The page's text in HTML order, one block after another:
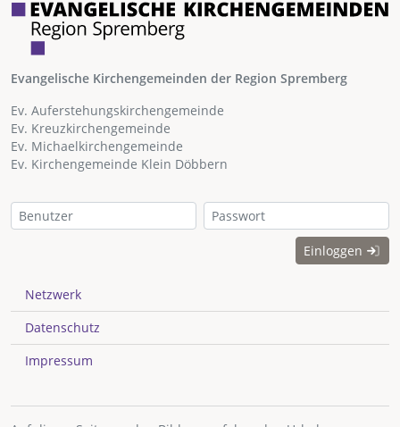
Evangelische Kirchengemeinden der Region Spremberg
Ev. Auferstehungskirchengemeinde
Ev. Kreuzkirchengemeinde
Ev. Michaelkirchengemeinde
Ev. Kirchengemeinde Klein Döbbern
Einloggen
Netzwerk
Datenschutz
Impressum